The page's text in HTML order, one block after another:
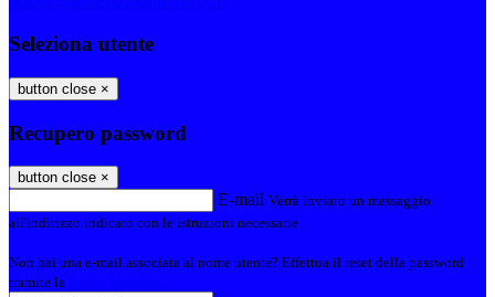
Seleziona utente
button close ×
Recupero password
button close ×
E-mail Verrà inviato un messaggio
all'indirizzo indicato con le istruzioni necessarie.
Non hai una e-mail associata al nome utente? Effettua il reset della password
tramite la